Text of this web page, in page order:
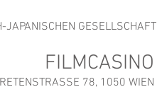
JAPANISCHEN GESELLSCHAFT
FILMCASINO
78, 1050 WIEN